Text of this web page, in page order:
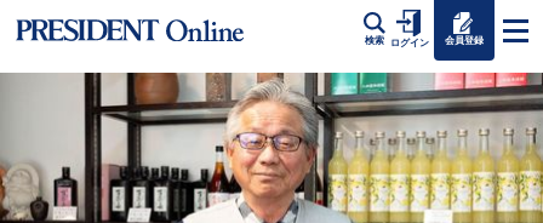
検索 ログイン 会員登録